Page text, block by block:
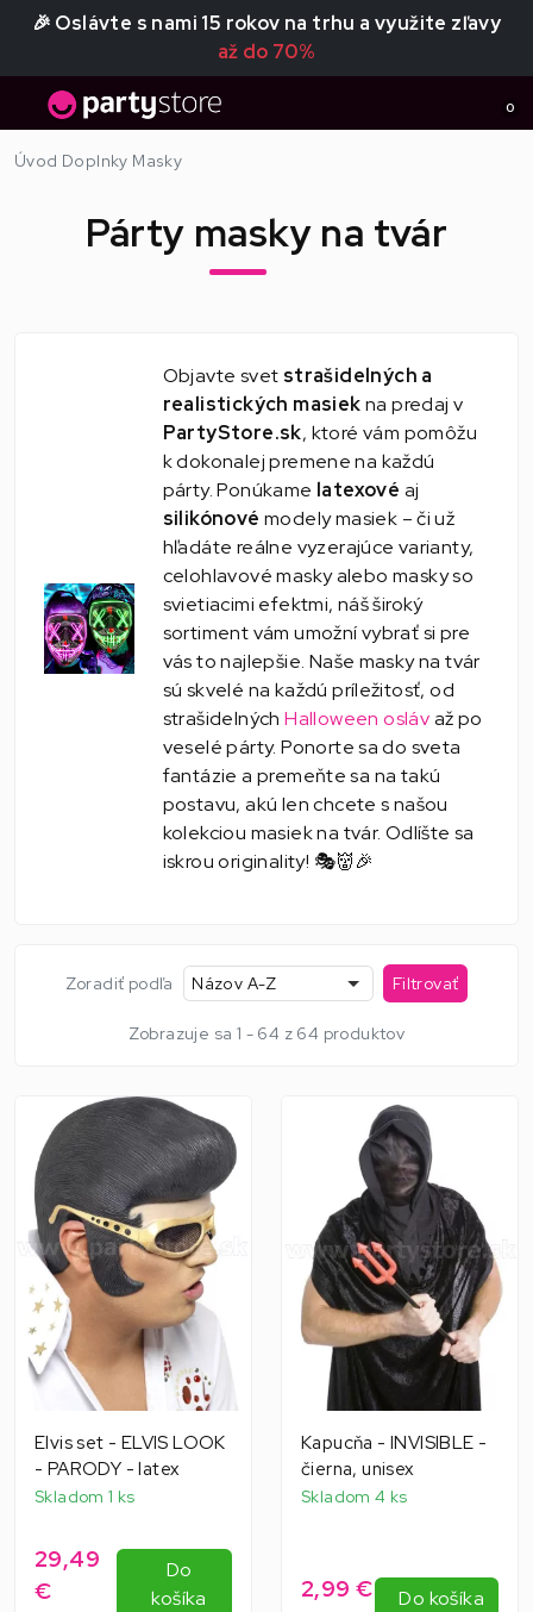
🎉 Oslávte s nami 15 rokov na trhu a využite zľavy
až do 70%
0
Úvod Doplnky Masky
Párty masky na tvár
Objavte svet strašidelných a
realistických masiekna predaj v
PartyStore.sk, ktoré vám pomôžu
k dokonalej premene na každú
párty. Ponúkame latexové aj
silikónové modely masiek – či už
hľadáte reálne vyzerajúce varianty,
celohlavové masky alebo masky so
svietiacimi efektmi, náš široký
sortiment vám umožní vybrať si pre
vás to najlepšie. Naše masky na tvár
sú skvelé na každú príležitosť, od
strašidelnýchHalloween oslávaž po
veselé párty. Ponorte sa do sveta
fantázie a premeňte sa na takú
postavu, akú len chcete s našou
kolekciou masiek na tvár. Odlíšte sa
iskrou originality! 🎭👹🎉
Zoradiť podľa Názov A-Z Filtrovať
Zobrazuje sa 1 - 64 z 64 produktov
Elvis set - ELVIS LOOK
- PARODY - latex
Skladom 1 ks
29,49
€
Do
košíka
Kapucňa - INVISIBLE -
čierna, unisex
Skladom 4 ks
2,99 € Do košíka